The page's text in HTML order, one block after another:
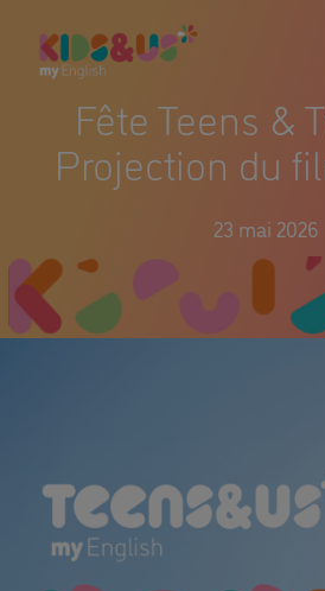
Fête Teens &
Projection du
23 mai 2026